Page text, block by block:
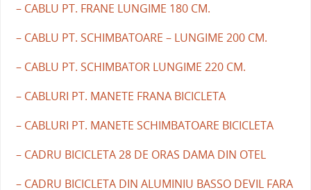
– CABLU PT. FRANE LUNGIME 180 CM.
– CABLU PT. SCHIMBATOARE – LUNGIME 200 CM.
– CABLU PT. SCHIMBATOR LUNGIME 220 CM.
– CABLURI PT. MANETE FRANA BICICLETA
– CABLURI PT. MANETE SCHIMBATOARE BICICLETA
– CADRU BICICLETA 28 DE ORAS DAMA DIN OTEL
– CADRU BICICLETA DIN ALUMINIU BASSO DEVIL FARA